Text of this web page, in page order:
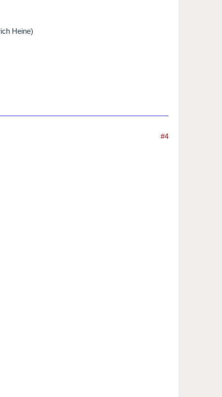
Heine)
#4